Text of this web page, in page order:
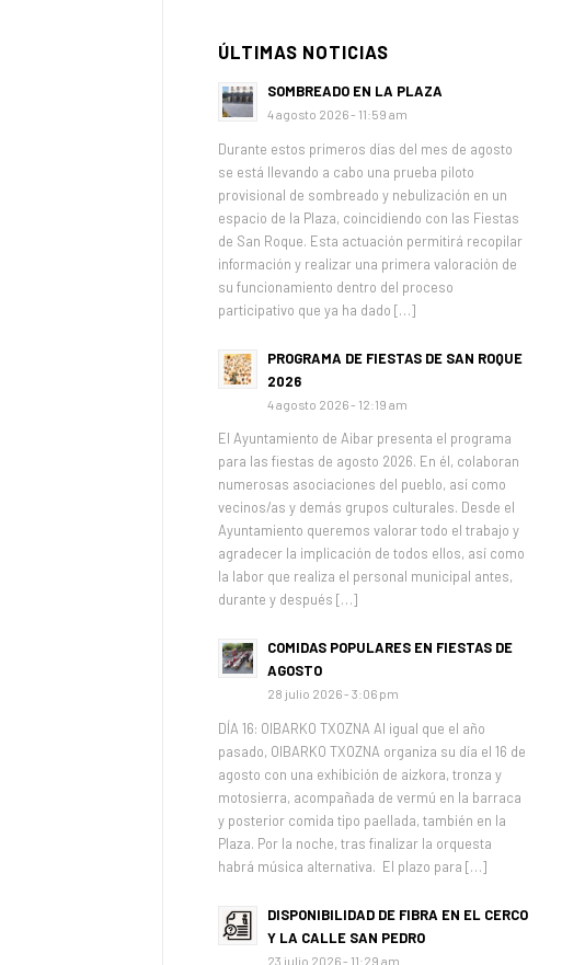
ÚLTIMAS NOTICIAS
SOMBREADO EN LA PLAZA
4 agosto 2026 - 11:59 am
Durante estos primeros días del mes de agosto
se está llevando a cabo una prueba piloto
provisional de sombreado y nebulización en un
espacio de la Plaza, coincidiendo con las Fiestas
de San Roque. Esta actuación permitirá recopilar
información y realizar una primera valoración de
su funcionamiento dentro del proceso
participativo que ya ha dado […]
PROGRAMA DE FIESTAS DE SAN ROQUE
2026
4 agosto 2026 - 12:19 am
El Ayuntamiento de Aibar presenta el programa
para las fiestas de agosto 2026. En él, colaboran
numerosas asociaciones del pueblo, así como
vecinos/as y demás grupos culturales. Desde el
Ayuntamiento queremos valorar todo el trabajo y
agradecer la implicación de todos ellos, así como
la labor que realiza el personal municipal antes,
durante y después […]
COMIDAS POPULARES EN FIESTAS DE
AGOSTO
28 julio 2026 - 3:06 pm
DÍA 16: OIBARKO TXOZNA Al igual que el año
pasado, OIBARKO TXOZNA organiza su día el 16 de
agosto con una exhibición de aizkora, tronza y
motosierra, acompañada de vermú en la barraca
y posterior comida tipo paellada, también en la
Plaza. Por la noche, tras finalizar la orquesta
habrá música alternativa. El plazo para […]
DISPONIBILIDAD DE FIBRA EN EL CERCO
Y LA CALLE SAN PEDRO
23 julio 2026 - 11:29 am